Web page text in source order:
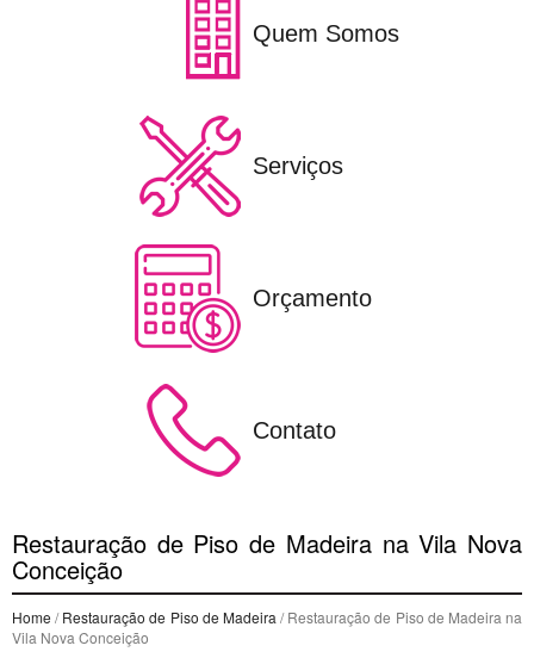
Quem Somos
Serviços
Orçamento
Contato
Restauração de Piso de Madeira na Vila Nova
Conceição
Home /Restauração de Piso de Madeira / Restauração de Piso de Madeira na
Vila Nova Conceição